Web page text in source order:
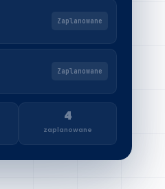
Zaplanowane
Zaplanowane
4
zaplanowane